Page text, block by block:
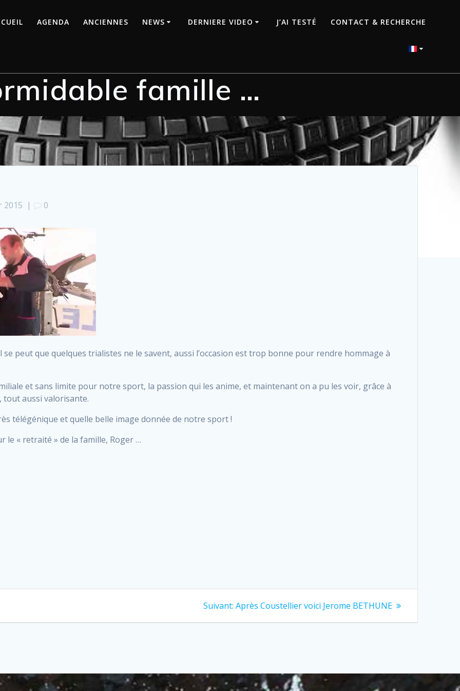
AGENDA ANCIENNES NEWS DERNIERE VIDEO J’AI TESTÉ CONTACT & RECHERCHE
famille …
2015 | 0
peut que quelques trialistes ne le savent, aussi l’occasion est trop bonne pour rendre hommage à
et sans limite pour notre sport, la passion qui les anime, et maintenant on a pu les voir, grâce à
tout aussi valorisante.
télégénique et quelle belle image donnée de notre sport !
le « retraité » de la famille, Roger …
Suivant: Next
Après Coustellier voici Jerome BETHUNE